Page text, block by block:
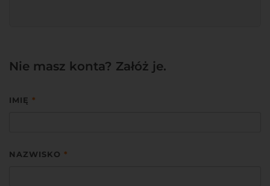
Nie masz konta? Załóż je.
IMIĘ *
NAZWISKO *